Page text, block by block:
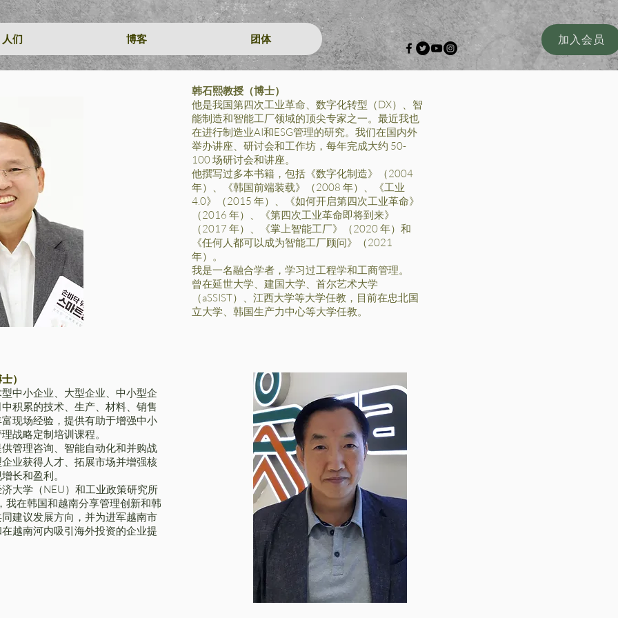
人们 博客 团体 加入会员
韩石熙教授（博士）
他是我国第四次工业革命、数字化转型（DX）、智
能制造和智能工厂领域的顶尖专家之一。最近我也
在进行制造业AI和ESG管理的研究。我们在国内外
举办讲座、研讨会和工作坊，每年完成大约 50-
100 场研讨会和讲座。
他撰写过多本书籍，包括《数字化制造》（2004
年）、《韩国前端装载》（2008 年）、《工业
4.0》（2015 年）、《如何开启第四次工业革命》
（2016 年）、《第四次工业革命即将到来》
（2017 年）、《掌上智能工厂》（2020 年）和
《任何人都可以成为智能工厂顾问》（2021
年）。
我是一名融合学者，学习过工程学和工商管理。
曾在延世大学、建国大学、首尔艺术大学
（aSSIST）、江西大学等大学任教，目前在忠北国
立大学、韩国生产力中心等大学任教。
）
中小企业、大型企业、中小型企
积累的技术、生产、材料、销售
现场经验，提供有助于增强中小
战略定制培训课程。
管理咨询、智能自动化和并购战
业获得人才、拓展市场并增强核
长和盈利。
大学（NEU）和工业政策研究所
我在韩国和越南分享管理创新和韩
建议发展方向，并为进军越南市
越南河内吸引海外投资的企业提